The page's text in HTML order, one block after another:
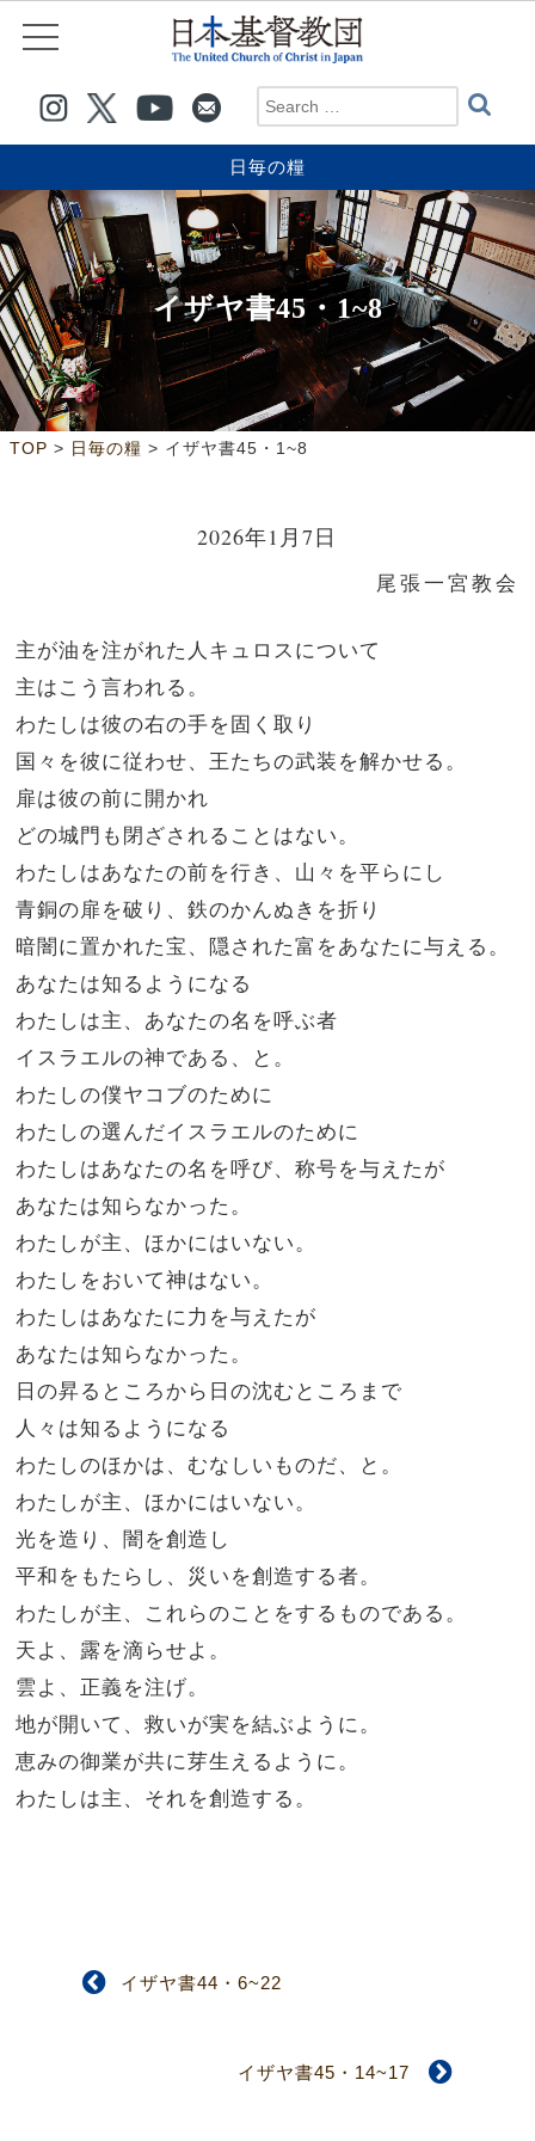
日毎の糧
イザヤ書45・1~8
TOP > 日毎の糧 > イザヤ書45・1~8
2026年1月7日
尾張一宮教会
主が油を注がれた人キュロスについて
主はこう言われる。
わたしは彼の右の手を固く取り
国々を彼に従わせ、王たちの武装を解かせる。
扉は彼の前に開かれ
どの城門も閉ざされることはない。
わたしはあなたの前を行き、山々を平らにし
青銅の扉を破り、鉄のかんぬきを折り
暗闇に置かれた宝、隠された富をあなたに与える。
あなたは知るようになる
わたしは主、あなたの名を呼ぶ者
イスラエルの神である、と。
わたしの僕ヤコブのために
わたしの選んだイスラエルのために
わたしはあなたの名を呼び、称号を与えたが
あなたは知らなかった。
わたしが主、ほかにはいない。
わたしをおいて神はない。
わたしはあなたに力を与えたが
あなたは知らなかった。
日の昇るところから日の沈むところまで
人々は知るようになる
わたしのほかは、むなしいものだ、と。
わたしが主、ほかにはいない。
光を造り、闇を創造し
平和をもたらし、災いを創造する者。
わたしが主、これらのことをするものである。
天よ、露を滴らせよ。
雲よ、正義を注げ。
地が開いて、救いが実を結ぶように。
恵みの御業が共に芽生えるように。
わたしは主、それを創造する。
イザヤ書44・6~22
イザヤ書45・14~17